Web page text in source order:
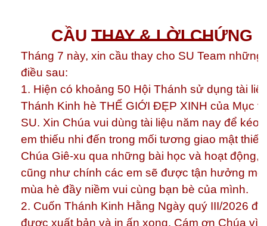
CẦU THAY & LỜI CHỨNG
Tháng 7 này, xin cầu thay cho SU Team những
điều sau:
1. Hiện có khoảng 50 Hội Thánh sử dụng tài
Thánh Kinh hè THẾ GIỚI ĐẸP XINH của Mục
SU. Xin Chúa vui dùng tài liệu năm nay để kéo
em thiếu nhi đến trong mối tương giao mật thiết
Chúa Giê-xu qua những bài học và hoạt động,
cũng như chính các em sẽ được tận hưởng một
mùa hè đầy niềm vui cùng bạn bè của mình.
2. Cuốn Thánh Kinh Hằng Ngày quý III/2026 đã
được xuất bản và in ấn xong. Cám ơn Chúa vì